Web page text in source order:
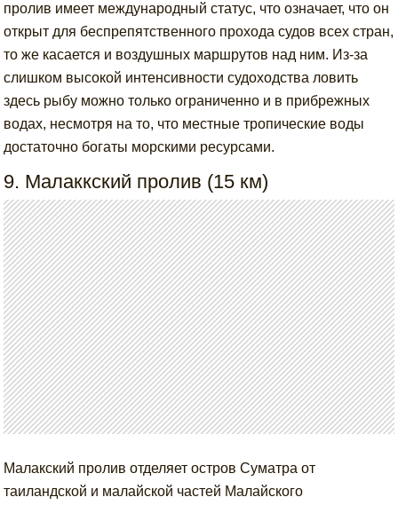
пролив имеет международный статус, что означает, что он
открыт для беспрепятственного прохода судов всех стран,
то же касается и воздушных маршрутов над ним. Из-за
слишком высокой интенсивности судоходства ловить
здесь рыбу можно только ограниченно и в прибрежных
водах, несмотря на то, что местные тропические воды
достаточно богаты морскими ресурсами.
9. Малаккский пролив (15 км)
Малакский пролив отделяет остров Суматра от
таиландской и малайской частей Малайского